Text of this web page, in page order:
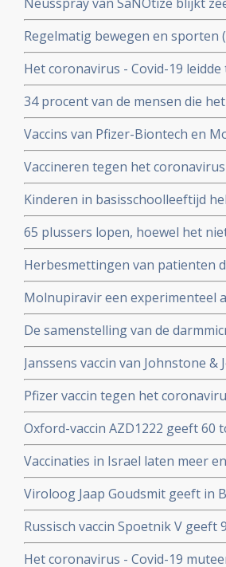
professionele basketballers en
met het coronavirus - Covid-19
Regelmatig bewegen en
en leidt tot minder
Het coronavirus - Covid-19
uitzaaiingen dan gebruikelijk.
uitgesteld en onderbroken
34 procent van de mensen die
problemen en werd een
Vaccins van Pfizer-Biontech en
coronavirus aan anderen. Wie is
anderen over te dragen
Vaccineren tegen het
patienten en kan duizenden
studie.
Kinderen in basisschoolleeftijd
besmet te zijn geweest met het
65 plussers lopen, hoewel het
besmetting met het coronavirus
Herbesmettingen van patienten
- Covid-19 komen zelden voor
Molnupiravir een experimenteel
virussen, waaronder
coronavirus verdwenen bij alle
De samenstelling van de
COVID-19, vooral de functies in
immuunreacties beinvloeden de
Janssens vaccin van Johnstone
vaccin tegen het coronavirus.
Pfizer vaccin tegen het
met 90 procent effectiviteit,
Oxford-vaccin AZD1222 geeft
Covid-19 zegt producent
Vaccinaties in Israel laten meer
een maand meer jongeren
Viroloog Jaap Goudsmit geeft in
snel van de maatregelen
Russisch vaccin Spoetnik V
procent bescherming tegen
tussenresultaten
Het coronavirus - Covid-19